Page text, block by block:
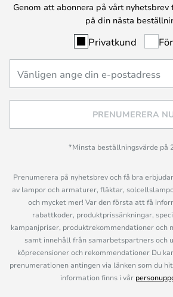
Genom att abonnera på vårt nyhetsbrev
på din nästa
Privatkund
PRENUMERERA
*Minsta beställningsvärde på
Prenumerera på nyhetsbrev och få bra
av lampor och armaturer, fläktar,
och mycket mer! Var den första att få
rabattkoder, produktprissänkningar,
kampanjpriser, produktrekommendationer och
samt innehåll från samarbetspartners och
köprecensioner och rekommendationer Du
prenumerationen antingen via länken som du
information finns i vår